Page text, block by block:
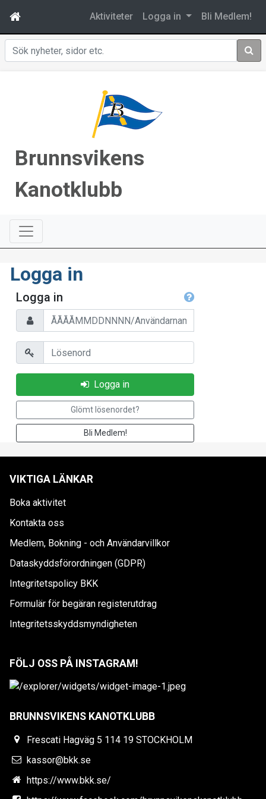
Aktiviteter Logga in Bli Medlem!
Sök
Brunnsvikens
Kanotklubb
Logga in
Logga in
Personnummer/Användarnamn
Lösenord
Logga in
Glömt lösenordet?
Bli Medlem!
VIKTIGA LÄNKAR
Boka aktivitet
Kontakta oss
Medlem, Bokning - och Användarvillkor
Dataskyddsförordningen (GDPR)
Integritetspolicy BKK
Formulär för begäran registerutdrag
Integritetsskyddsmyndigheten
FÖLJ OSS PÅ INSTAGRAM!
BRUNNSVIKENS KANOTKLUBB
Frescati Hagväg 5 114 19 STOCKHOLM
kassor@bkk.se
https://www.bkk.se/